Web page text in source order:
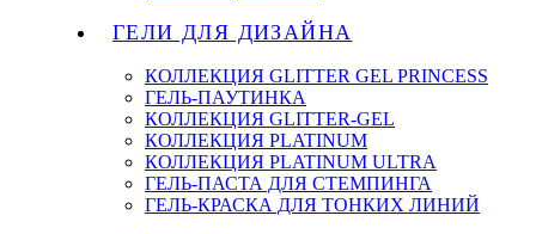
ГЕЛИ ДЛЯ ДИЗАЙНА
КОЛЛЕКЦИЯ GLITTER GEL PRINCESS
ГЕЛЬ-ПАУТИНКА
КОЛЛЕКЦИЯ GLITTER-GEL
КОЛЛЕКЦИЯ PLATINUM
КОЛЛЕКЦИЯ PLATINUM ULTRA
ГЕЛЬ-ПАСТА ДЛЯ СТЕМПИНГА
ГЕЛЬ-КРАСКА ДЛЯ ТОНКИХ ЛИНИЙ